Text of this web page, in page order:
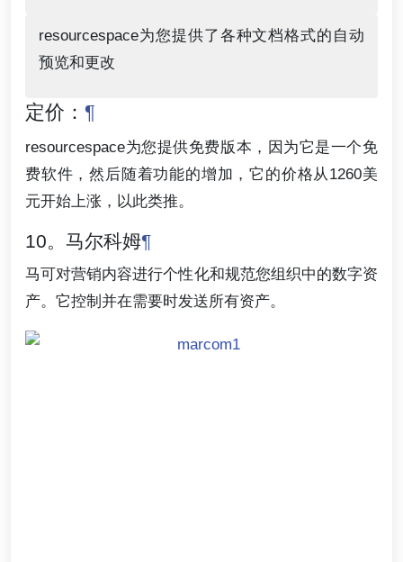
resourcespace为您提供了各种文档格式的自动
预览和更改
定价： ¶
resourcespace为您提供免费版本，因为它是一个免
费软件，然后随着功能的增加，它的价格从1260美
元开始上涨，以此类推。
10。马尔科姆¶
马可对营销内容进行个性化和规范您组织中的数字资
产。它控制并在需要时发送所有资产。